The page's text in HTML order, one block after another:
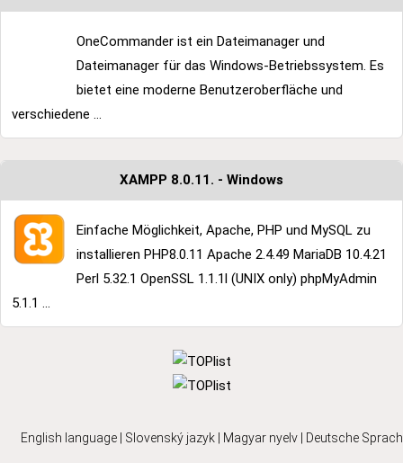
OneCommander ist ein Dateimanager und
Dateimanager für das Windows-Betriebssystem. Es
bietet eine moderne Benutzeroberfläche und
verschiedene ...
XAMPP 8.0.11. - Windows
Einfache Möglichkeit, Apache, PHP und MySQL zu
installieren PHP8.0.11 Apache 2.4.49 MariaDB 10.4.21
Perl 5.32.1 OpenSSL 1.1.1l (UNIX only) phpMyAdmin
5.1.1 ...
English language Slovenský jazyk Magyar nyelv Deutsche